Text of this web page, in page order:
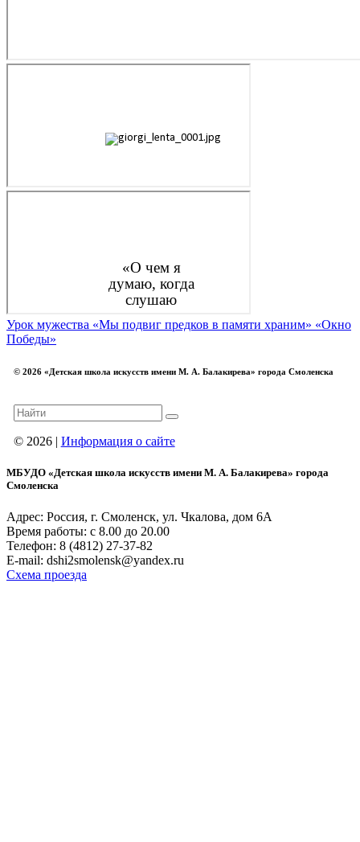
Урок мужества «Мы подвиг предков в памяти храним» «Окно
Победы»
© 2026 «Детская школа искусств имени М. А. Балакирева» города Смоленска
© 2026 | Информация о сайте
МБУДО «Детская школа искусств имени М. А. Балакирева» города
Смоленска
Адрес: Россия, г. Смоленск, ул. Чкалова, дом 6А
Время работы: с 8.00 до 20.00
Телефон: 8 (4812) 27-37-82
E-mail: dshi2smolensk@yandex.ru
Схема проезда